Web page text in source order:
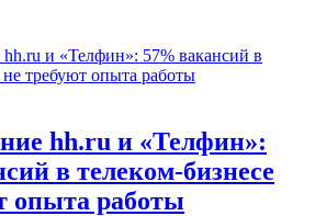
hh.ru и «Телфин»:
в телеком-бизнесе
опыта работы